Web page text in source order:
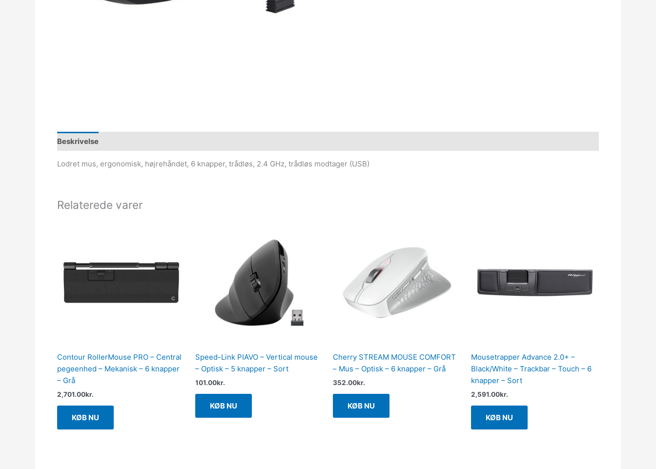
Beskrivelse
Lodret mus, ergonomisk, højrehåndet, 6 knapper, trådløs, 2.4 GHz, trådløs modtager (USB)
Relaterede varer
Contour RollerMouse PRO – Central
pegeenhed – Mekanisk – 6 knapper
– Grå
2,701.00kr.
KØB NU
Speed-Link PIAVO – Vertical mouse
– Optisk – 5 knapper – Sort
101.00kr.
KØB NU
Cherry STREAM MOUSE COMFORT
– Mus – Optisk – 6 knapper – Grå
352.00kr.
KØB NU
Mousetrapper Advance 2.0+ –
Black/White – Trackbar – Touch – 6
knapper – Sort
2,591.00kr.
KØB NU